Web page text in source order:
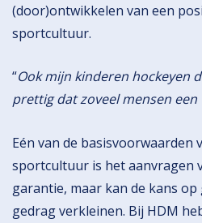
(door)ontwikkelen van een
sportcultuur.
“Ook mijn kinderen hockeyen
prettig dat zoveel mensen een
Eén van de basisvoorwaarden
sportcultuur is het aanvragen
garantie, maar kan de kans
gedrag verkleinen. Bij HDM